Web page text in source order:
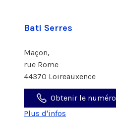
Bati Serres
Maçon,
rue Rome
44370 Loireauxence
Obtenir le numéro
Plus d'infos